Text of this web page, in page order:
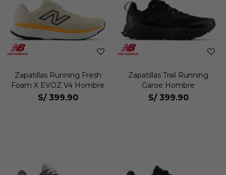
Zapatillas Running Fresh
Foam X EVOZ V4 Hombre
S/ 399.90
Zapatillas Trail Running
Garoe Hombre
S/ 399.90